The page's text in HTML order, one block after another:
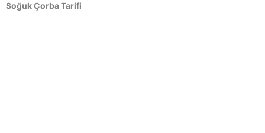
Soğuk Çorba Tarifi